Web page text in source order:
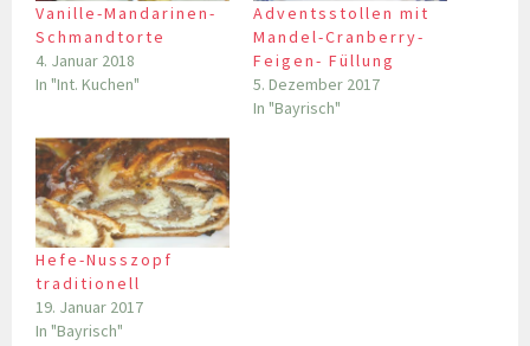
Vanille-Mandarinen-
Schmandtorte
4. Januar 2018
In "Int. Kuchen"
Adventsstollen mit
Mandel-Cranberry-
Feigen- Füllung
5. Dezember 2017
In "Bayrisch"
Hefe-Nusszopf
traditionell
19. Januar 2017
In "Bayrisch"